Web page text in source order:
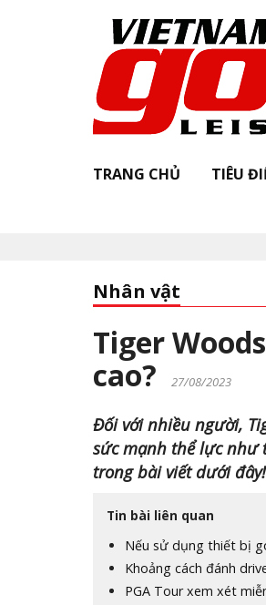
TRANG CHỦ TIÊU
Nhân vật
Tiger
cao?
27/08/2023
Đối với nhiều người,
sức mạnh thể lực như
trong bài viết dưới đây!
Tin bài liên quan
Nếu sử dụng thiết bị
Khoảng cách đánh
PGA Tour xem xét